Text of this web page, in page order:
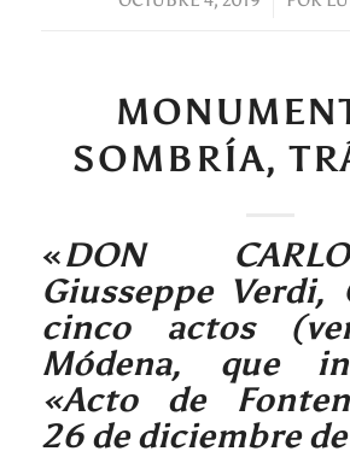
SOMBRÍA,
«DON
Giusseppe Verdi,
cinco actos
Módena, que
«Acto de
26 de diciembre